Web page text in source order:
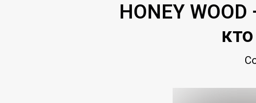
HONEY